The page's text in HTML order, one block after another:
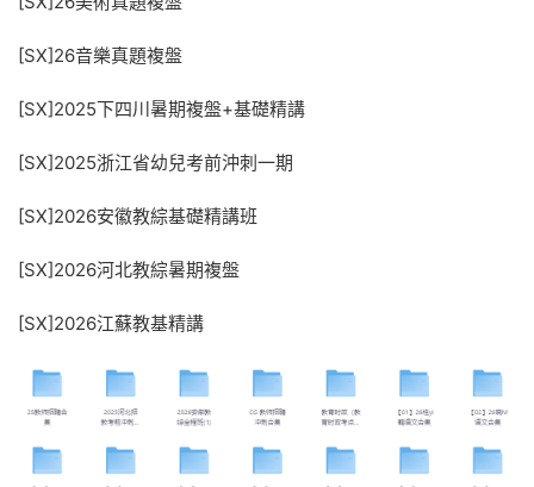
[SX]26音樂真題複盤
[SX]2025下四川暑期複盤+基礎精講
[SX]2025浙江省幼兒考前沖刺一期
[SX]2026安徽教綜基礎精講班
[SX]2026河北教綜暑期複盤
[SX]2026江蘇教基精講